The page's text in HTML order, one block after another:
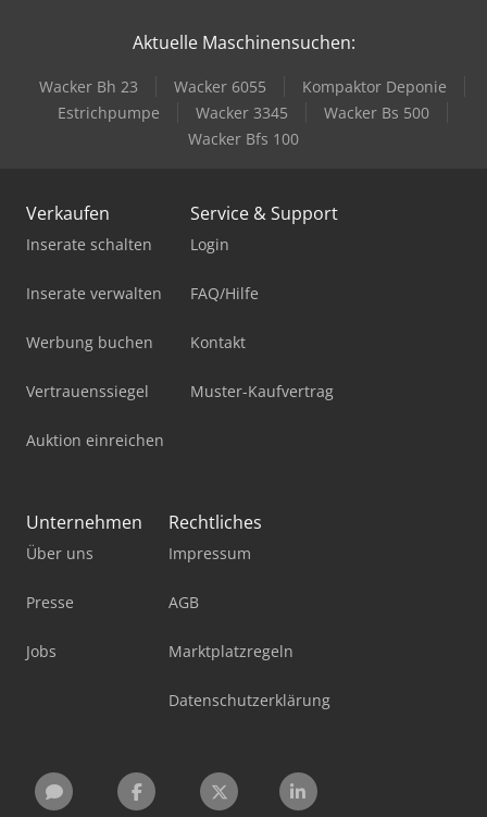
Aktuelle Maschinensuchen:
Wacker Bh 23 Wacker 6055
Kompaktor Deponie
Estrichpumpe
Wacker 3345
Wacker Bs 500
Wacker Bfs 100
Verkaufen
Inserate schalten
Inserate verwalten
Werbung buchen
Vertrauenssiegel
Auktion einreichen
Service & Support
Login
FAQ/Hilfe
Kontakt
Muster-Kaufvertrag
Unternehmen
Über uns
Presse
Jobs
Rechtliches
Impressum
AGB
Marktplatzregeln
Datenschutzerklärung